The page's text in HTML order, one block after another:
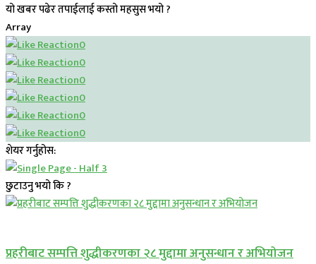
यो खबर पढेर तपाईलाई कस्तो महसुस भयो ?
Array
0
0
0
0
0
0
शेयर गर्नुहोस:
छुटाउनु भयो कि ?
प्रहरीबाट सम्पत्ति शुद्धीकरणका २८ मुद्दामा अनुसन्धान र अभियोजन